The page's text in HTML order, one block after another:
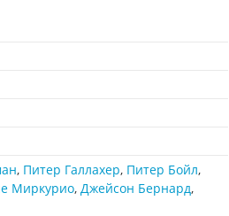
, Питер Галлахер, Питер Бойл,
Миркурио, Джейсон Бернард,